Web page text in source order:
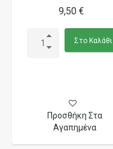
9,50 €
Στο Καλάθι
Προσθήκη Στα
Αγαπημένα